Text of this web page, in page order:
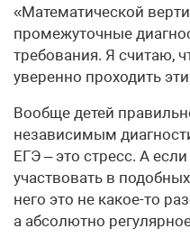
«Математической
промежуточные
требования. Я считаю,
уверенно проходить
Вообще детей
независимым
ЕГЭ – это стресс. А
участвовать в
него это не какое-то
а абсолютно